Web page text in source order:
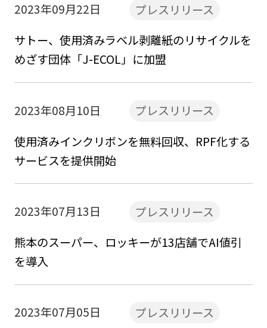
2023年09月22日
プレスリリース
サトー、使用済みラベル剥離紙のリサイクルを
めざす団体「J-ECOL」に加盟
2023年08月10日
プレスリリース
使用済みインクリボンを無料回収、RPF化する
サービスを提供開始
2023年07月13日
プレスリリース
熊本のスーパー、ロッキーが13店舗でAI値引
を導入
2023年07月05日 プレスリリース